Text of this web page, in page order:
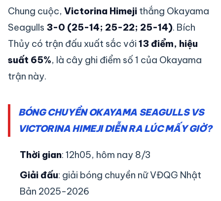
Chung cuộc, Victorina Himeji thắng Okayama
Seagulls 3-0 (25-14; 25-22; 25-14). Bích
Thủy có trận đấu xuất sắc với 13 điểm, hiệu
suất 65%, là cây ghi điểm số 1 của Okayama
trận này.
BÓNG CHUYỀN OKAYAMA SEAGULLS VS
VICTORINA HIMEJI DIỄN RA LÚC MẤY GIỜ?
Thời gian: 12h05, hôm nay 8/3
Giải đấu: giải bóng chuyền nữ VĐQG Nhật
Bản 2025-2026